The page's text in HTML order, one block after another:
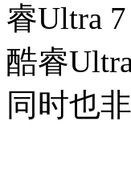
睿Ultra
酷睿
同时也